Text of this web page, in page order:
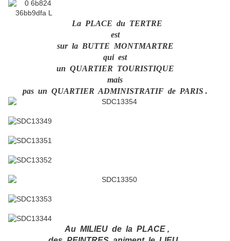
La PLACE du TERTRE
est
sur la BUTTE MONTMARTRE
qui est
un QUARTIER TOURISTIQUE
mais
pas un QUARTIER ADMINISTRATIF de PARIS .
Au MILIEU de la PLACE ,